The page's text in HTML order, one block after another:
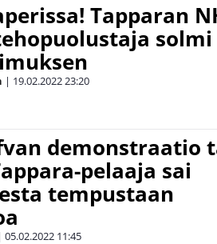
Tapparan
solmi
| 19.02.202223:20
demonstraatio
pelaaja sai
tempustaan
05.02.2022 11:45